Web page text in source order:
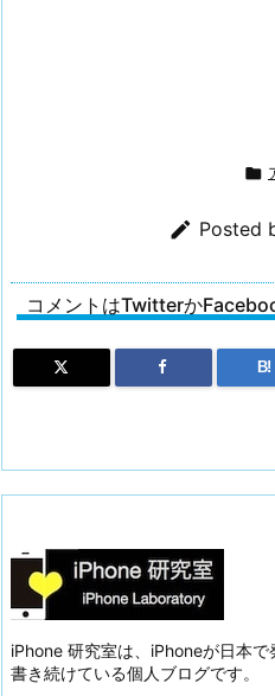

 Posted
コメントはTwitterか
B!
iPhone 研究室は、iPhoneが日本
書き続けている個人ブログです。